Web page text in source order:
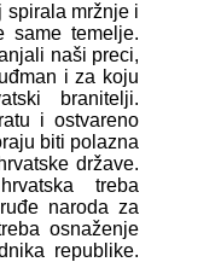
spirala mržnje i
same temelje.
naši preci,
i za koju
branitelji.
i ostvareno
biti polazna
države.
treba
naroda za
osnaženje
republike.